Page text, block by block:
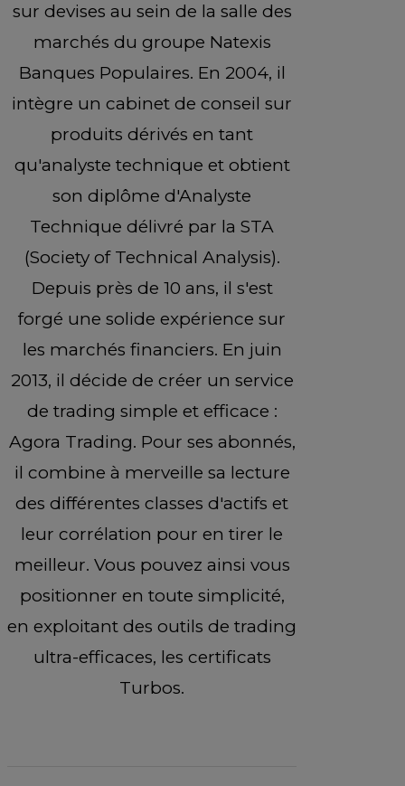
sur devises au sein de la salle des
marchés du groupe Natexis
Banques Populaires. En 2004, il
intègre un cabinet de conseil sur
produits dérivés en tant
qu'analyste technique et obtient
son diplôme d'Analyste
Technique délivré par la STA
(Society of Technical Analysis).
Depuis près de 10 ans, il s'est
forgé une solide expérience sur
les marchés financiers. En juin
2013, il décide de créer un service
de trading simple et efficace :
Agora Trading. Pour ses abonnés,
il combine à merveille sa lecture
des différentes classes d'actifs et
leur corrélation pour en tirer le
meilleur. Vous pouvez ainsi vous
positionner en toute simplicité,
en exploitant des outils de trading
ultra-efficaces, les certificats
Turbos.